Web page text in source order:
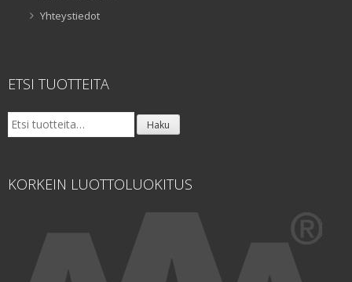
Yhteystiedot
ETSI TUOTTEITA
Etsi: Haku
KORKEIN LUOTTOLUOKITUS